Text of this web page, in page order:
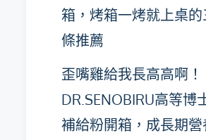
箱，烤箱一烤就上桌
條推薦
歪嘴雞給我長高高啊！
DR.SENOBIRU高等博
補給粉開箱，成長期